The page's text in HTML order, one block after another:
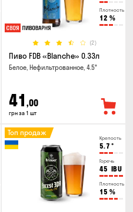
Плотность
12 %
(2)
Пиво FDB «Blanche» 0.33л
Белое, Нефильтрованное, 4.5°
41 ,00
грн за 1 шт
Крепость
5.7 °
Горечь
45 IBU
Плотность
15 %
Топ продаж